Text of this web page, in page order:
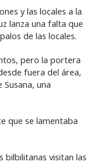
y las locales a la
lanza una falta que
de las locales.
pero la portera
fuera del área,
una
que se lamentaba
bilbilitanas visitan las